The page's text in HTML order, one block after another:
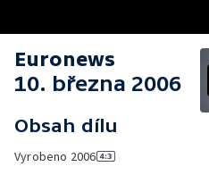
Euronews
10. března 2006
Obsah dílu
Vyrobeno 2006